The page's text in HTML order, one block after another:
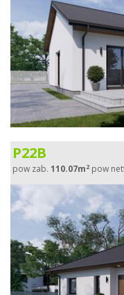
P22B
pow zab. 110.07m2 pow